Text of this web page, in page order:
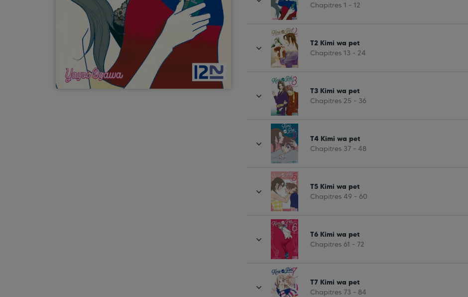
Chapitres 1 - 12
T2 Kimi wa pet
Chapitres 13 - 24
T3 Kimi wa pet
Chapitres 25 - 36
T4 Kimi wa pet
Chapitres 37 - 48
T5 Kimi wa pet
Chapitres 49 - 60
T6 Kimi wa pet
Chapitres 61 - 72
T7 Kimi wa pet
Chapitres 73 - 84